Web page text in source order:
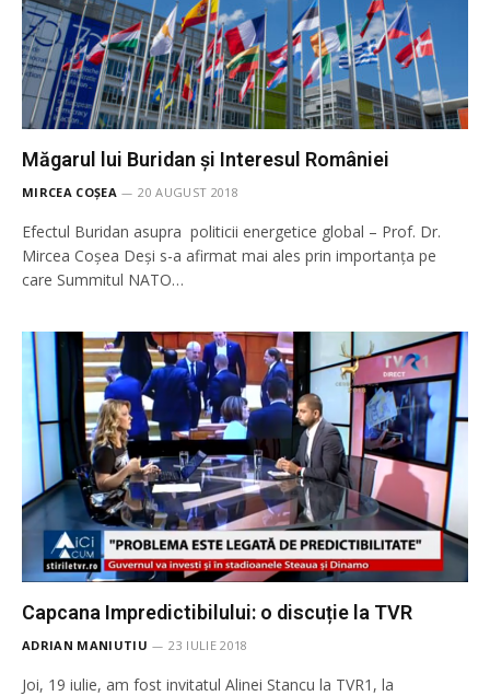
Măgarul lui Buridan și Interesul României
MIRCEA COȘEA 20 AUGUST 2018
Efectul Buridan asupra politicii energetice global – Prof. Dr.
Mircea Coșea Deși s-a afirmat mai ales prin importanța pe
care Summitul NATO…
Capcana Impredictibilului: o discuție la TVR
ADRIAN MANIUTIU 23 IULIE 2018
Joi, 19 iulie, am fost invitatul Alinei Stancu la TVR1, la